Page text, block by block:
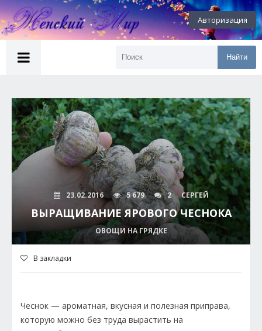
Авторизация
Найти
23.02.2016 5 679 2 СЕРГЕЙ
ВЫРАЩИВАНИЕ ЯРОВОГО ЧЕСНОКА
ОВОЩИ НА ГРЯДКЕ
В закладки
Чеснок — ароматная, вкусная и полезная приправа,
которую можно без труда вырастить на